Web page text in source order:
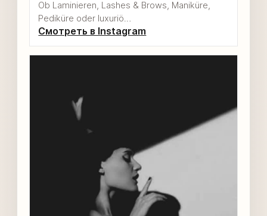
Ob Laminieren, Lashes & Brows, Maniküre,
Pediküre oder luxuriö…
Смотреть в Instagram